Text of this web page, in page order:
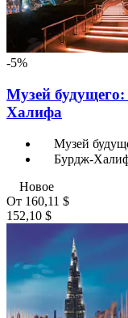
-5%
Музей будущего:
Халифа
Музей
Бурдж-
Новое
От 160,11 $
152,10 $